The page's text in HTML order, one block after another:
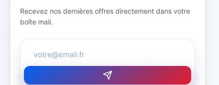
Recevez nos dernières offres directement dans votre
boîte mail.